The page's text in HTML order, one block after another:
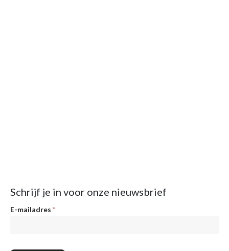
Schrijf je in voor onze nieuwsbrief
Nieuwsbrief
E-mailadres *